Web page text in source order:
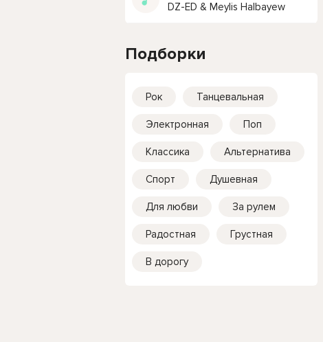
DZ-ED & Meylis Halbayew
Подборки
Рок Танцевальная
Электронная Поп
Классика Альтернатива
Спорт Душевная
Для любви За рулем
Радостная Грустная
В дорогу